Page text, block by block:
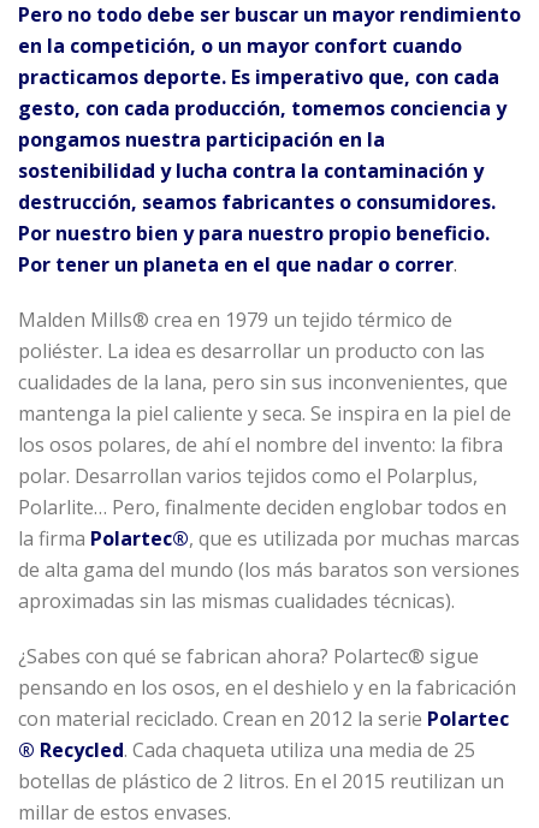
Pero no todo debe ser buscar un mayor rendimiento
en la competición, o un mayor confort cuando
practicamos deporte. Es imperativo que, con cada
gesto, con cada producción, tomemos conciencia y
pongamos nuestra participación en la
sostenibilidad y lucha contra la contaminación y
destrucción, seamos fabricantes o consumidores.
Por nuestro bien y para nuestro propio beneficio.
Por tener un planeta en el que nadar o correr.
Malden Mills® crea en 1979 un tejido térmico de
poliéster. La idea es desarrollar un producto con las
cualidades de la lana, pero sin sus inconvenientes, que
mantenga la piel caliente y seca. Se inspira en la piel de
los osos polares, de ahí el nombre del invento: la fibra
polar. Desarrollan varios tejidos como el Polarplus,
Polarlite… Pero, finalmente deciden englobar todos en
la firma Polartec®, que es utilizada por muchas marcas
de alta gama del mundo (los más baratos son versiones
aproximadas sin las mismas cualidades técnicas).
¿Sabes con qué se fabrican ahora? Polartec® sigue
pensando en los osos, en el deshielo y en la fabricación
con material reciclado. Crean en 2012 la serie Polartec
® Recycled. Cada chaqueta utiliza una media de 25
botellas de plástico de 2 litros. En el 2015 reutilizan un
millar de estos envases.